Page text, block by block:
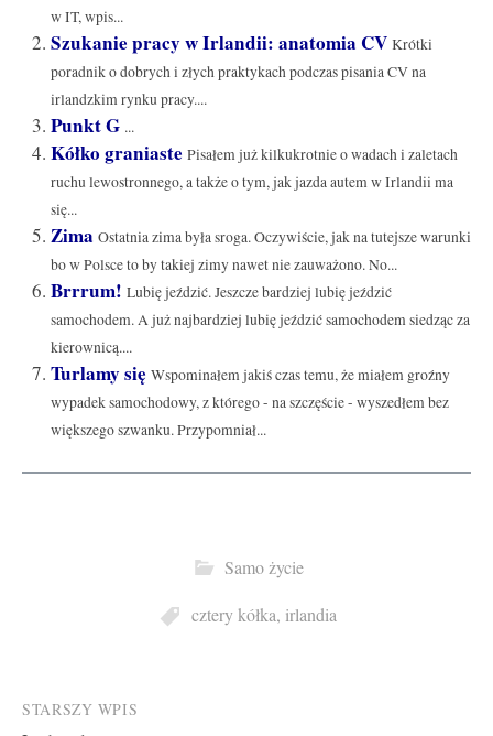
w IT, wpis...
Szukanie pracy w Irlandii: anatomia CV Krótki
poradnik o dobrych i złych praktykach podczas pisania CV na
irlandzkim rynku pracy....
Punkt G ...
Kółko graniaste Pisałem już kilkukrotnie o wadach i zaletach
ruchu lewostronnego, a także o tym, jak jazda autem w Irlandii ma
się...
Zima Ostatnia zima była sroga. Oczywiście, jak na tutejsze warunki
bo w Polsce to by takiej zimy nawet nie zauważono. No...
Brrrum! Lubię jeździć. Jeszcze bardziej lubię jeździć
samochodem. A już najbardziej lubię jeździć samochodem siedząc za
kierownicą....
Turlamy się Wspominałem jakiś czas temu, że miałem groźny
wypadek samochodowy, z którego - na szczęście - wyszedłem bez
większego szwanku. Przypomniał...
Samo życie
cztery kółka, irlandia
Post
STARSZY WPIS